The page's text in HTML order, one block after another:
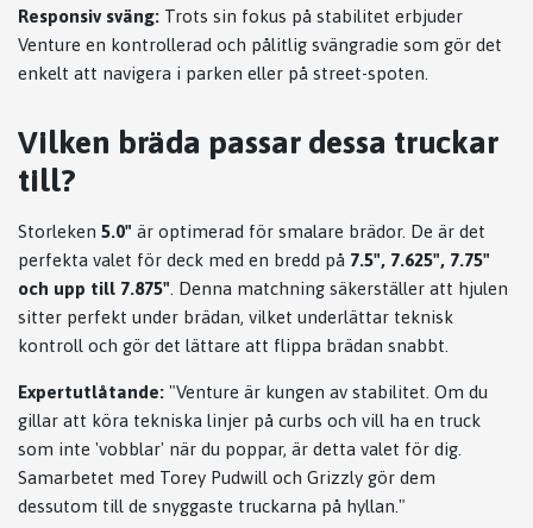
Responsiv sväng: Trots sin fokus på stabilitet erbjuder
Venture en kontrollerad och pålitlig svängradie som gör det
enkelt att navigera i parken eller på street-spoten.
Vilken bräda passar dessa truckar
till?
Storleken 5.0" är optimerad för smalare brädor. De är det
perfekta valet för deck med en bredd på 7.5", 7.625", 7.75"
och upp till 7.875" . Denna matchning säkerställer att hjulen
sitter perfekt under brädan, vilket underlättar teknisk
kontroll och gör det lättare att flippa brädan snabbt.
Expertutlåtande: "Venture är kungen av stabilitet. Om du
gillar att köra tekniska linjer på curbs och vill ha en truck
som inte 'vobblar' när du poppar, är detta valet för dig.
Samarbetet med Torey Pudwill och Grizzly gör dem
dessutom till de snyggaste truckarna på hyllan."